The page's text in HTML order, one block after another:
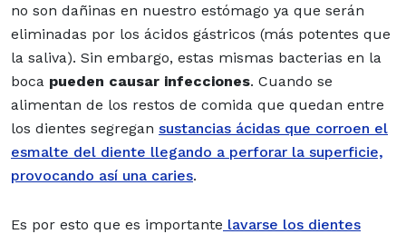
no son dañinas en nuestro estómago ya que serán
eliminadas por los ácidos gástricos (más potentes que
la saliva). Sin embargo, estas mismas bacterias en la
boca pueden causar infecciones. Cuando se
alimentan de los restos de comida que quedan entre
los dientes segregan sustancias ácidas que corroen el
esmalte del diente llegando a perforar la superficie,
provocando así una caries.
Es por esto que es importante lavarse los dientes